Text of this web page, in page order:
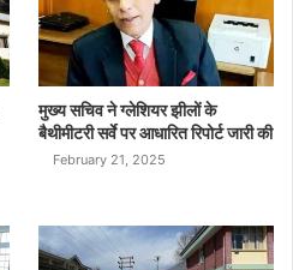
मुख्य सचिव ने ग्लेशियर झीलों के
बैथीमीटरी सर्वे पर आधारित रिपोर्ट जारी की
February 21, 2025